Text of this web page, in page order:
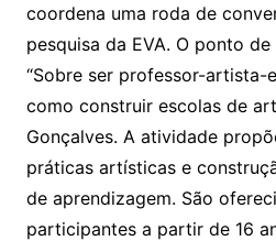
coordena uma roda de
pesquisa da EVA. O ponto
“Sobre ser professor-artista-
como construir escolas de
Gonçalves. A atividade
práticas artísticas e
de aprendizagem. São
participantes a partir de 16